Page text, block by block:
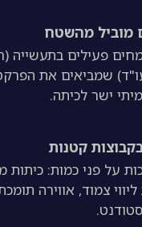
מוביל מהשטח
פעילים בתעשייה
שמביאים את
ישר לכיתה.
קטנות
על פני כמות: כיתות
צמוד, אווירה